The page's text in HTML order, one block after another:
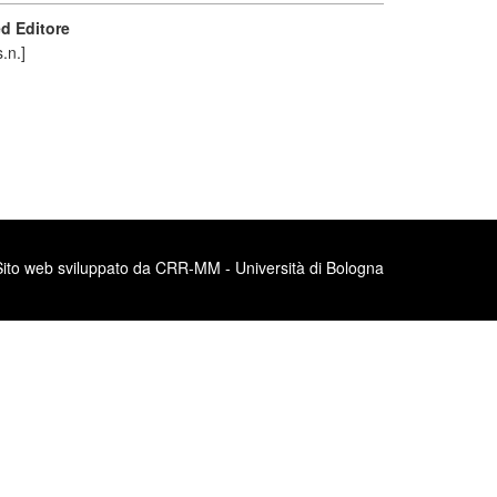
Editore
web sviluppato da CRR-MM - Università di Bologna